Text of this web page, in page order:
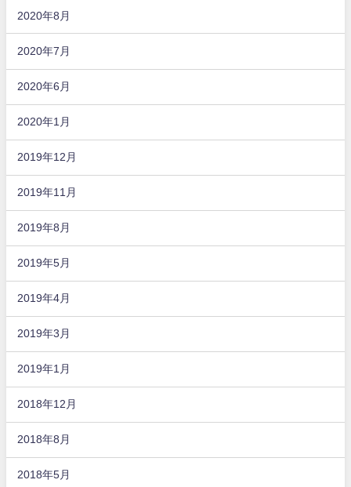
2020年8月
2020年7月
2020年6月
2020年1月
2019年12月
2019年11月
2019年8月
2019年5月
2019年4月
2019年3月
2019年1月
2018年12月
2018年8月
2018年5月